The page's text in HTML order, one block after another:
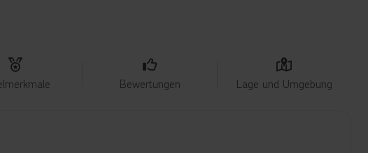
Bewertungen Lage und Umgebung